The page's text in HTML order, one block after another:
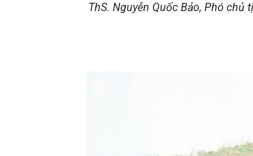
ThS. Nguyễn Quốc Bảo, Phó